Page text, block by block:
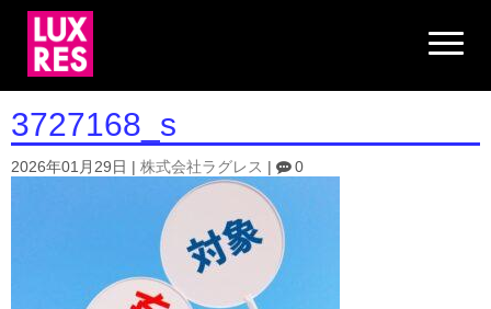
N
a
i
t
3727168_s
2026年01月29日 株式会社ラグレス 0